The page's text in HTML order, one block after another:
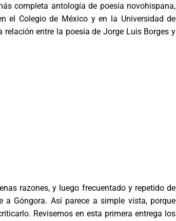
completa antología de poesía novohispana,
el Colegio de México y en la Universidad de
entre la poesía de Jorge Luis Borges y
razones, y luego frecuentado y repetido de
Góngora. Así parece a simple vista, porque
Revisemos en esta primera entrega los